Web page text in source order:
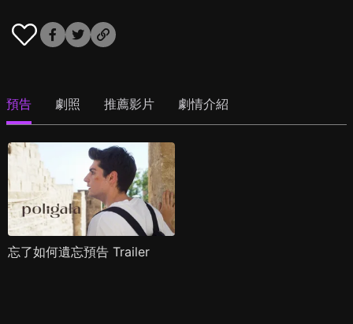
預告 劇照 推薦影片 劇情介紹
忘了如何遺忘預告 Trailer